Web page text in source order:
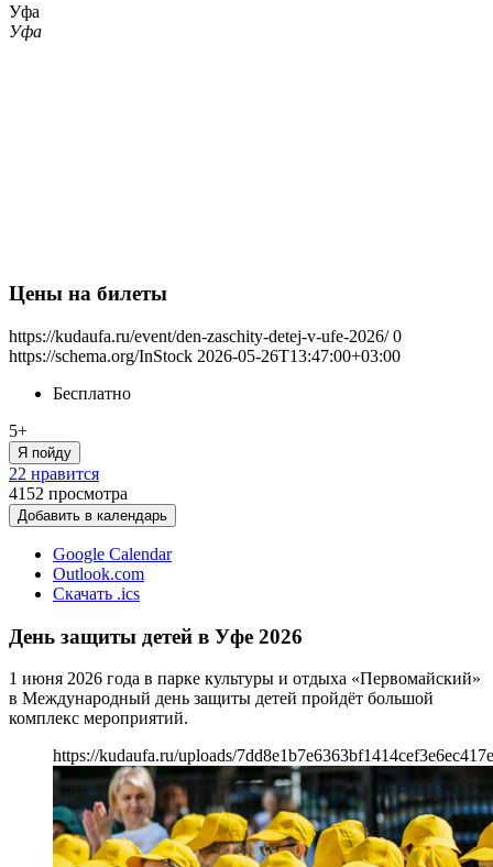
Уфа
Уфа
Цены на билеты
https://kudaufa.ru/event/den-zaschity-detej-v-ufe-2026/ 0
https://schema.org/InStock 2026-05-26T13:47:00+03:00
Бесплатно
5+
Я пойду
22 нравится
4152 просмотра
Добавить в календарь
Google Calendar
Outlook.com
Скачать .ics
День защиты детей в Уфе 2026
1 июня 2026 года в парке культуры и отдыха «Первомайский»
в Международный день защиты детей пройдёт большой
комплекс мероприятий.
https://kudaufa.ru/uploads/